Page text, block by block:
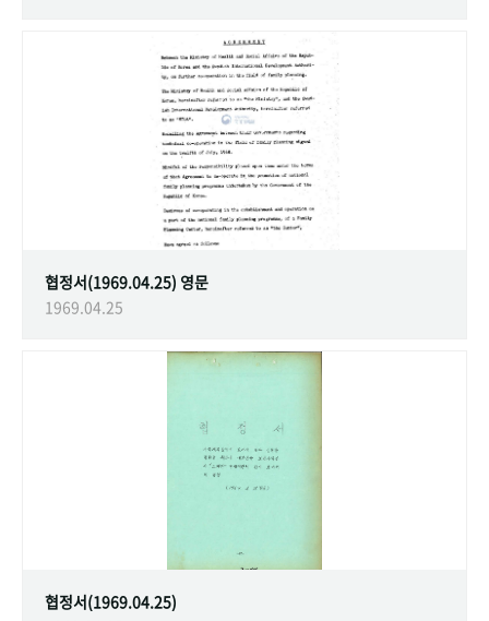
협정서(1969.04.25) 영문
1969.04.25
협정서(1969.04.25)